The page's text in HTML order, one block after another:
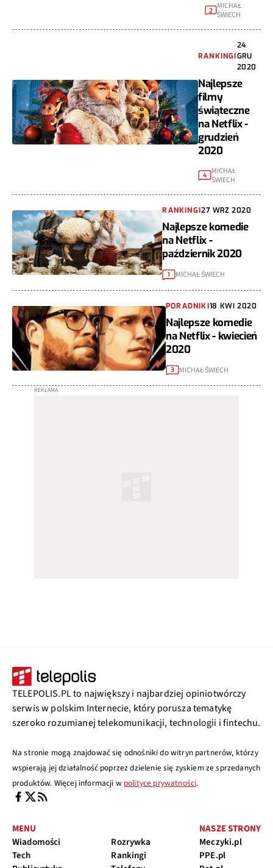
2 MICHAŁ
ŚWIECH
RANKINGI
24
GRU
2020
Najlepsze
filmy
świąteczne
na Netflix -
grudzień
2020
4
MICHAŁ
ŚWIECH
RANKINGI27 WRZ 2020
Najlepsze komedie
na Netflix -
październik 2020
1 MICHAŁ ŚWIECH
PORADNIKI18 KWI 2020
Najlepsze komedie
na Netflix - kwiecień
2020
3 MICHAŁ ŚWIECH
TELEPOLIS.PL to największy i najbardziej opiniotwórczy
serwis w polskim Internecie, który porusza tematykę
szeroko rozumianej telekomunikacji, technologii i fintechu.
Na stronie mogą znajdować się odnośniki do witryn partnerów, którzy
wspierają jej działalność poprzez dzielenie się zyskiem ze sprzedanych
produktów. Więcej informacji w polityce prywatności.
MENU
Wiadomości
Tech
Rozrywka
Rankingi
NASZE STRONY
Meczyki.pl
PPE.pl